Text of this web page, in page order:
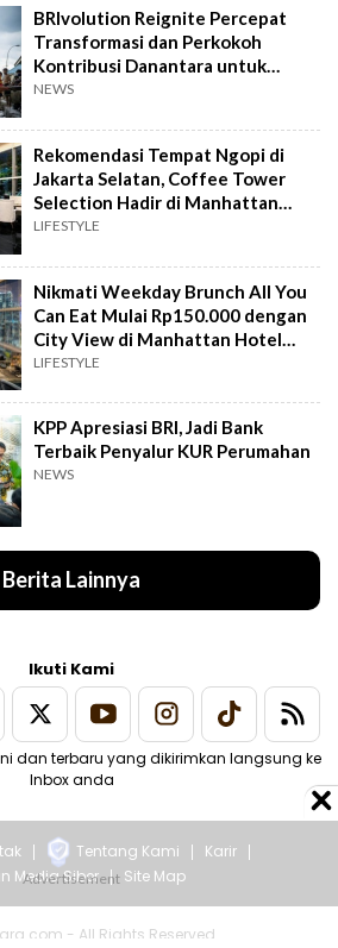
BRIvolution Reignite Percepat
Transformasi dan Perkokoh
Kontribusi Danantara untuk
Ekonomi Nasional
NEWS
Rekomendasi Tempat Ngopi di
Jakarta Selatan, Coffee Tower
Selection Hadir di Manhattan
Hotel Jakarta
LIFESTYLE
Nikmati Weekday Brunch All You
Can Eat Mulai Rp150.000 dengan
City View di Manhattan Hotel
Jakarta
LIFESTYLE
KPP Apresiasi BRI, Jadi Bank
Terbaik Penyalur KUR Perumahan
NEWS
Berita Lainnya
Ikuti Kami
dan terbaru yang dikirimkan langsung ke
Inbox anda
Tentang Kami
Karir
Media Siber
Site Map
- All Rights Reserved.